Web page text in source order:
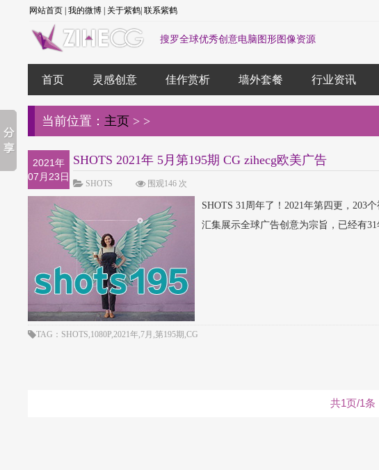
网站首页 我的微博 关于紫鹤 联系紫鹤
搜罗全球优秀创意电脑图形图像资源
首页 灵感创意 佳作赏析 墙外套餐 行业资讯
当前位置： 主页 > >
2021年
07月23日
SHOTS 2021年 5月第195期 CG zihecg欧美广告
SHOTS 围观146 次
SHOTS 31周年了！2021年第四更，203
汇集展示全球广告创意为宗旨，已经有
TAG：SHOTS,1080P,2021年,7月,第195期,CG
共1页/1条